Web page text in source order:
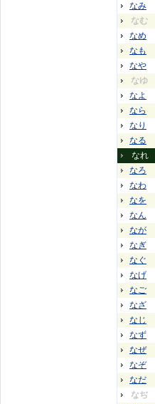
なみ
なむ
なめ
なも
なや
なゆ
なよ
なら
なり
なる
なれ
なろ
なわ
なを
なん
なが
なぎ
なぐ
なげ
なご
なざ
なじ
なず
なぜ
なぞ
なだ
なぢ